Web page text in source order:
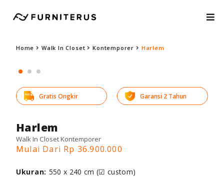
Home Walk In Closet Kontemporer Harlem
Gratis Ongkir Garansi 2 Tahun
Harlem
Walk In Closet Kontemporer
Mulai Dari Rp 36.900.000
Ukuran: 550 x 240 cm (☑ custom)